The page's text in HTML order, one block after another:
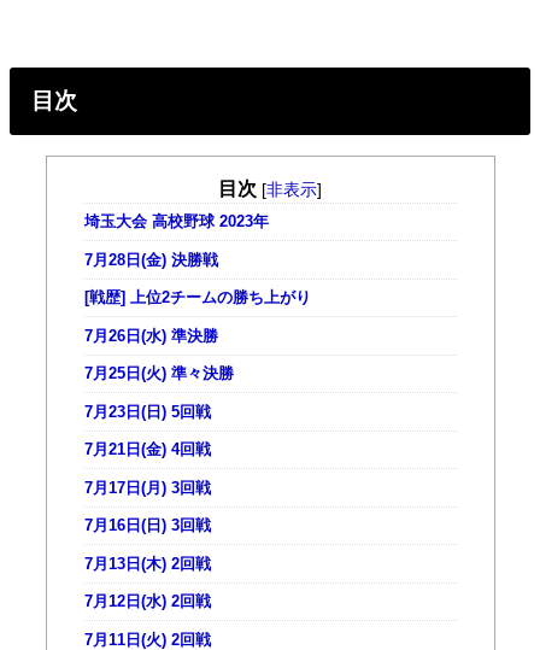
目次
目次 [非表示]
埼玉大会 高校野球 2023年
7月28日(金) 決勝戦
[戦歴] 上位2チームの勝ち上がり
7月26日(水) 準決勝
7月25日(火) 準々決勝
7月23日(日) 5回戦
7月21日(金) 4回戦
7月17日(月) 3回戦
7月16日(日) 3回戦
7月13日(木) 2回戦
7月12日(水) 2回戦
7月11日(火) 2回戦